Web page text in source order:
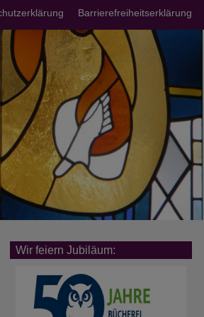
Barrierefreiheitserklärung
Wir feiern Jubiläum: